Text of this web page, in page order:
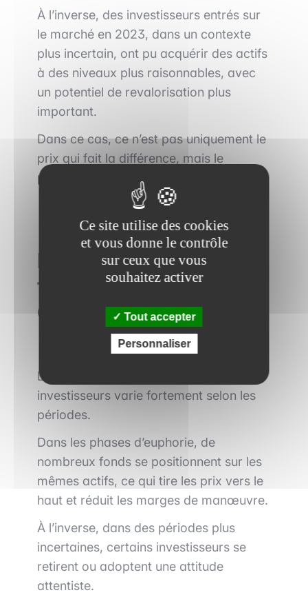
À l’inverse, des investisseurs entrés sur
le marché en 2023, dans un contexte
plus incertain, ont pu acquérir des actifs
à des niveaux plus raisonnables, avec
un potentiel de revalorisation plus
important.
Dans ce cas, ce n’est pas uniquement le
prix qui fait la différence, mais le
positionnement dans le cycle
La concurrence entre
fonds : un facteur
déterminant
Le niveau de concurrence entre
investisseurs varie fortement selon les
périodes.
Dans les phases d’euphorie, de
nombreux fonds se positionnent sur les
mêmes actifs, ce qui tire les prix vers le
haut et réduit les marges de manœuvre.
À l’inverse, dans des périodes plus
incertaines, certains investisseurs se
retirent ou adoptent une attitude
attentiste.
Ce site utilise des cookies
et vous donne le contrôle
sur ceux que vous
souhaitez activer
Tout accepter
Personnaliser